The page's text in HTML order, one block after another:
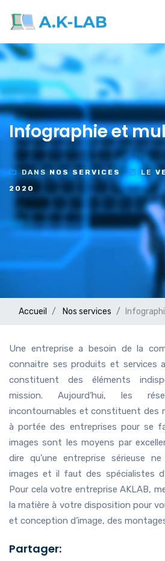
Infographie et
DANSNOS SERVICES LE
2020
Accueil Nos services
Une entreprise a besoin de la
connaitre ses produits et services
constituent des éléments
mission. Aujourd’hui, les
incontournables et constituent des
à portée des entreprises pour se
images sont les moyens par
dire qu’une entreprise sérieuse
images et il faut des spécialistes
Pour cela votre entreprise AKLAB,
la matière à votre disposition pour
et conception d’image, des
Partager: